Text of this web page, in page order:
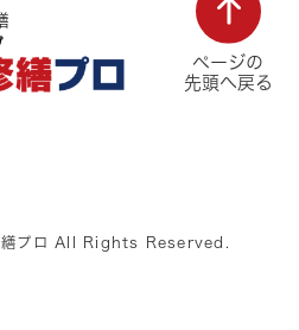
用になり、個人情報を供与
のプライバシーポリシーに
の取り扱い等について受諾
なされます。
報は、以下の目的で利用し
ページの
先頭へ戻る
繕プロ All Rights Reserved.